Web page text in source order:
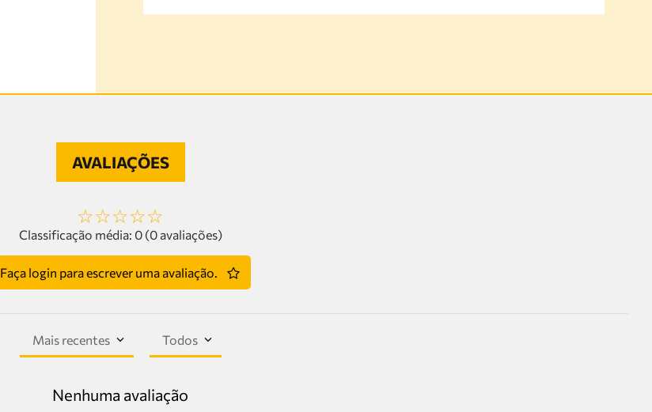
AVALIAÇÕES
☆☆☆☆☆
Classificação média: 0 (0 avaliações)
Faça login para escrever uma avaliação.
Mais recentes Todos
Nenhuma avaliação